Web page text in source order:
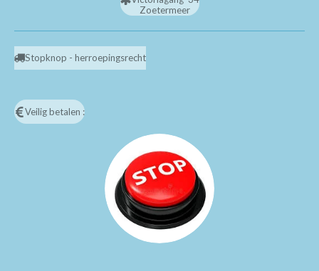
Zoetermeer
Stopknop - herroepingsrecht
Veilig betalen :